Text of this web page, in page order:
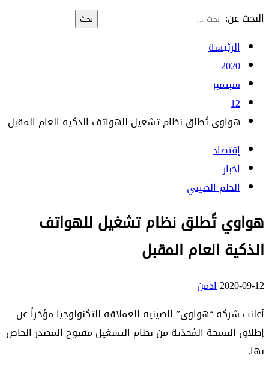
البحث عن:
الرئيسة
2020
سبتمبر
12
هواوي تًطلق نظام تشغيل للهواتف الذكية العام المقبل
إقتصاد
اخبار
الحلم الصيني
هواوي تًطلق نظام تشغيل للهواتف
الذكية العام المقبل
2020-09-12ادمن
أعلنت شركة “هواوي” الصينية العملاقة للتكنولوجيا مؤخراً عن
إطلاق النسخة المُحدّثة من نظام التشغيل مفتوح المصدر الخاص
بها.